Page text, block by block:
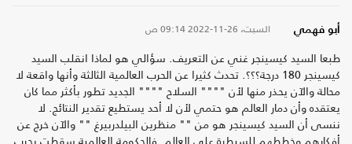
أبو فهمي السبت، 26-11-2022 09:14 ص
طبعا السيد كيسينجر غني عن التعريف. سؤالي هو لماذا انقلب السيد
كيسينجر 180 درجة؟؟؟. تحدث كثيرا عن الحرب العالمية الثالثة وأنها واقعة لا
محالة والآن يحذر منها لأن """" السلاح """" الجديد تطور بأكثر مما كان
يعتقده وأن دمار العالم هو حتمي لأن لا أحد يستطيع تقدير النتائج. لا
ننسى أن السيد كيسينجر هو من "" منظرين البيلدربيرغ "" والآن خرج عن